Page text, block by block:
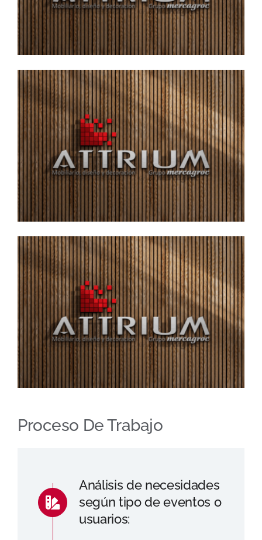
Proceso De Trabajo
Análisis de necesidades
según tipo de eventos o
usuarios: